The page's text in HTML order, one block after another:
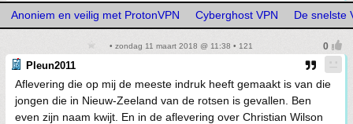
Anoniem en veilig met ProtonVPN Cyberghost VPN De snelste
• zondag 11 maart 2018 @ 11:38 • 121
Pleun2011
Aflevering die op mij de meeste indruk heeft gemaakt is van die
jongen die in Nieuw-Zeeland van de rotsen is gevallen. Ben
even zijn naam kwijt. En in de aflevering over Christian Wilson